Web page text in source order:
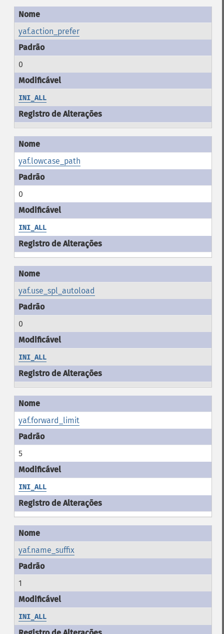
yaf.action_prefer
0
INI_ALL
yaf.lowcase_path
0
INI_ALL
yaf.use_spl_autoload
0
INI_ALL
yaf.forward_limit
5
INI_ALL
yaf.name_suffix
1
INI_ALL